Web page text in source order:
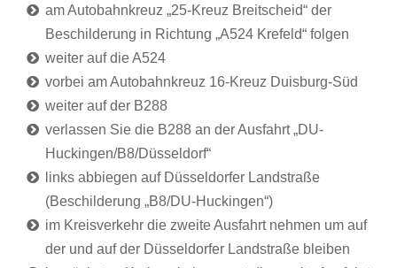
am Autobahnkreuz „25-Kreuz Breitscheid“ der
Beschilderung in Richtung „A524 Krefeld“ folgen
weiter auf die A524
vorbei am Autobahnkreuz 16-Kreuz Duisburg-Süd
weiter auf der B288
verlassen Sie die B288 an der Ausfahrt „DU-
Huckingen/B8/Düsseldorf“
links abbiegen auf Düsseldorfer Landstraße
(Beschilderung „B8/DU-Huckingen“)
im Kreisverkehr die zweite Ausfahrt nehmen um auf
der und auf der Düsseldorfer Landstraße bleiben